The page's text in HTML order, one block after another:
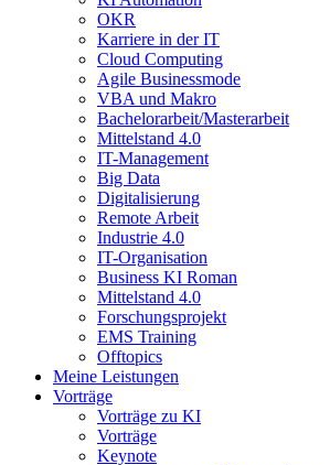
OKR
Karriere in der IT
Cloud Computing
Agile Businessmode
VBA und Makro
Bachelorarbeit/Masterarbeit
Mittelstand 4.0
IT-Management
Big Data
Digitalisierung
Remote Arbeit
Industrie 4.0
IT-Organisation
Business KI Roman
Mittelstand 4.0
Forschungsprojekt
EMS Training
Offtopics
Meine Leistungen
Vorträge
Vorträge zu KI
Vorträge
Keynote